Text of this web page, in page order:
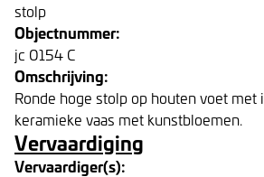
stolp
Objectnummer:
jc 0154 C
Omschrijving:
Ronde hoge stolp op houten voet met
keramieke vaas met kunstbloemen.
Vervaardiging
Vervaardiger(s):